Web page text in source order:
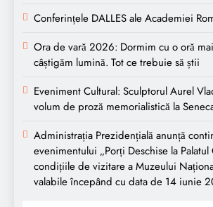
Conferințele DALLES ale Academiei
Ora de vară 2026: Dormim cu o oră
câștigăm lumină. Tot ce trebuie să știi
Eveniment Cultural: Sculptorul Aurel
volum de proză memorialistică la
Administrația Prezidențială anunță
evenimentului „Porți Deschise la
condițiile de vizitare a Muzeului
valabile începând cu data de 14 iunie